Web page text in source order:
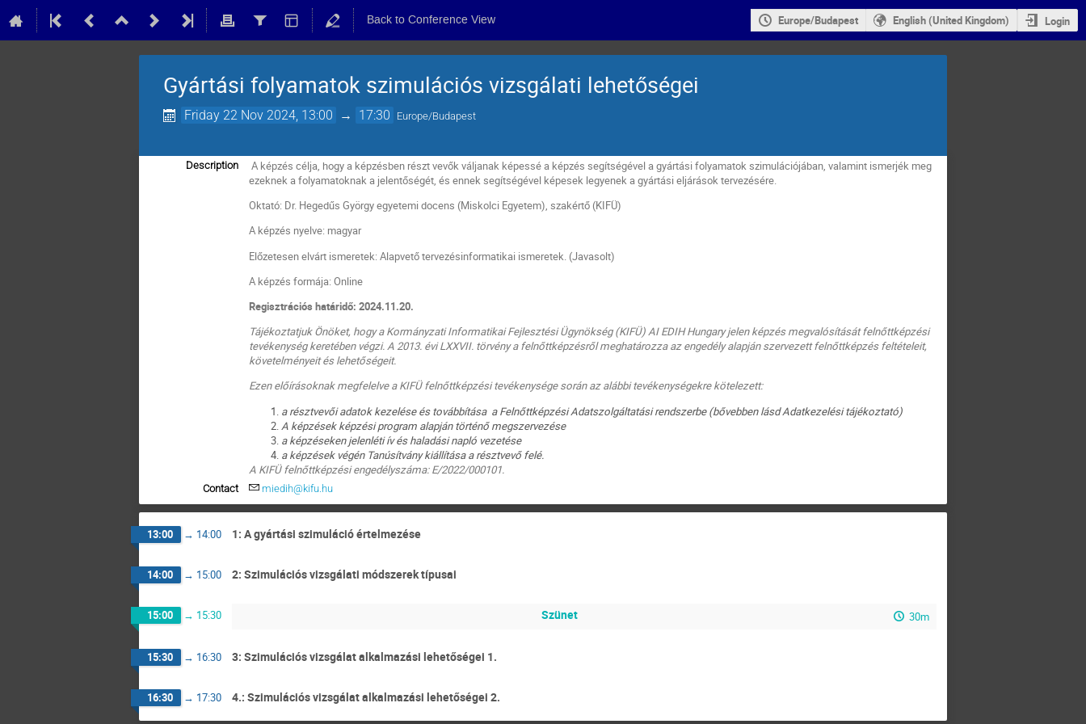
Back to Conference View Europe/Budapest English (United Kingdom) Login
Gyártási folyamatok szimulációs vizsgálati lehetőségei
Friday 22 Nov 2024, 13:00 → 17:30 Europe/Budapest
Description
A képzés célja, hogy a képzésben részt vevők váljanak képessé a képzés segítségével a gyártási folyamatok szimulációjában, valamint ismerjék meg
ezeknek a folyamatoknak a jelentőségét, és ennek segítségével képesek legyenek a gyártási eljárások tervezésére.
Oktató: Dr. Hegedűs György egyetemi docens (Miskolci Egyetem), szakértő (KIFÜ)
A képzés nyelve: magyar
Előzetesen elvárt ismeretek: Alapvető tervezésinformatikai ismeretek. (Javasolt)
A képzés formája: Online
Regisztrációs határidő: 2024.11.20.
Tájékoztatjuk Önöket, hogy a Kormányzati Informatikai Fejlesztési Ügynökség (KIFÜ) AI EDIH Hungary jelen képzés megvalósítását felnőttképzési
tevékenység keretében végzi. A 2013. évi LXXVII. törvény a felnőttképzésről meghatározza az engedély alapján szervezett felnőttképzés feltételeit,
követelményeit és lehetőségeit.
Ezen előírásoknak megfelelve a KIFÜ felnőttképzési tevékenysége során az alábbi tevékenységekre kötelezett:
a résztvevői adatok kezelése és továbbítása a Felnőttképzési Adatszolgáltatási rendszerbe (bővebben lásd Adatkezelési tájékoztató)
A képzések képzési program alapján történő megszervezése
a képzéseken jelenléti ív és haladási napló vezetése
a képzések végén Tanúsítvány kiállítása a résztvevő felé.
A KIFÜ felnőttképzési engedélyszáma: E/2022/000101.
Contact miedih@kifu.hu
13:00 → 14:00 1: A gyártási szimuláció értelmezése
14:00 → 15:00 2: Szimulációs vizsgálati módszerek típusai
15:00 → 15:30 Szünet 30m
15:30 → 16:30 3: Szimulációs vizsgálat alkalmazási lehetőségei 1.
16:30 → 17:30 4.: Szimulációs vizsgálat alkalmazási lehetőségei 2.